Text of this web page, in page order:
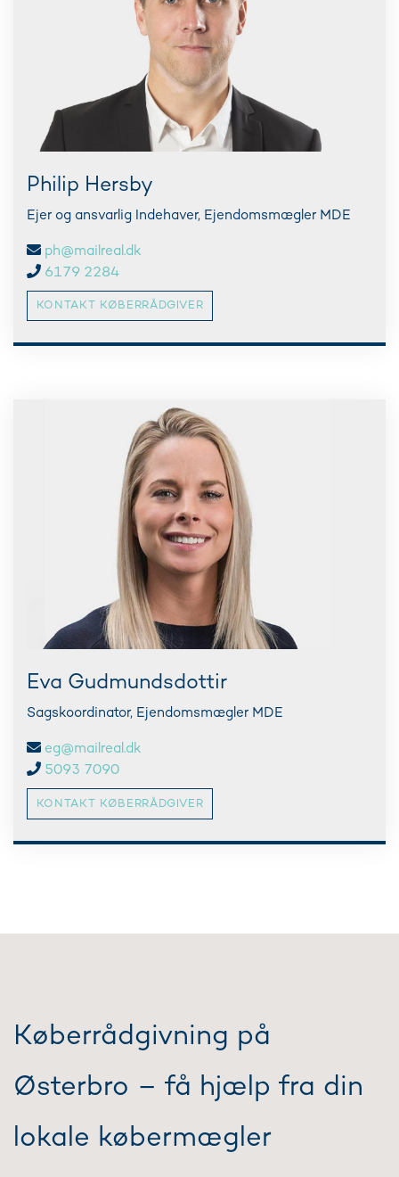
Philip Hersby
Ejer og ansvarlig Indehaver, Ejendomsmægler MDE
ph@mailreal.dk
6179 2284
KONTAKT KØBERRÅDGIVER
Eva Gudmundsdottir
Sagskoordinator, Ejendomsmægler MDE
eg@mailreal.dk
5093 7090
KONTAKT KØBERRÅDGIVER
Køberrådgivning på
Østerbro – få hjælp fra din
lokale købermægler